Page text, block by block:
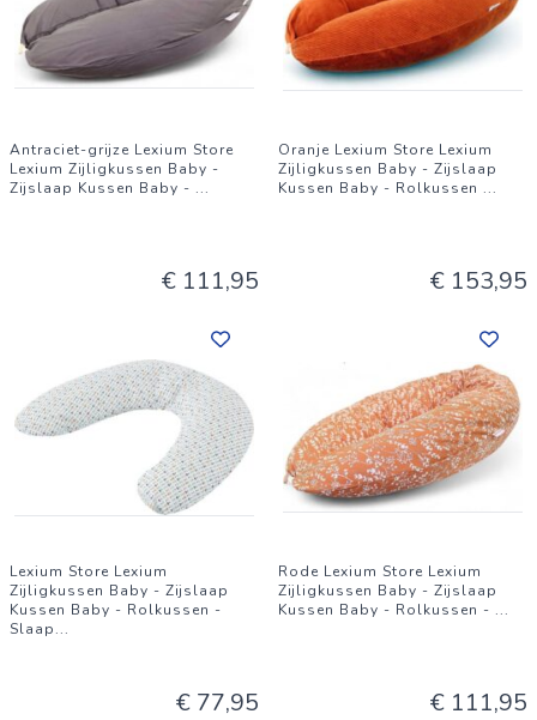
Antraciet-grijze Lexium Store
Lexium Zijligkussen Baby -
Zijslaap Kussen Baby - ...
€ 111,95
Oranje Lexium Store Lexium
Zijligkussen Baby - Zijslaap
Kussen Baby - Rolkussen ...
€ 153,95
Lexium Store Lexium
Zijligkussen Baby - Zijslaap
Kussen Baby - Rolkussen -
Slaap...
€ 77,95
Rode Lexium Store Lexium
Zijligkussen Baby - Zijslaap
Kussen Baby - Rolkussen - ...
€ 111,95